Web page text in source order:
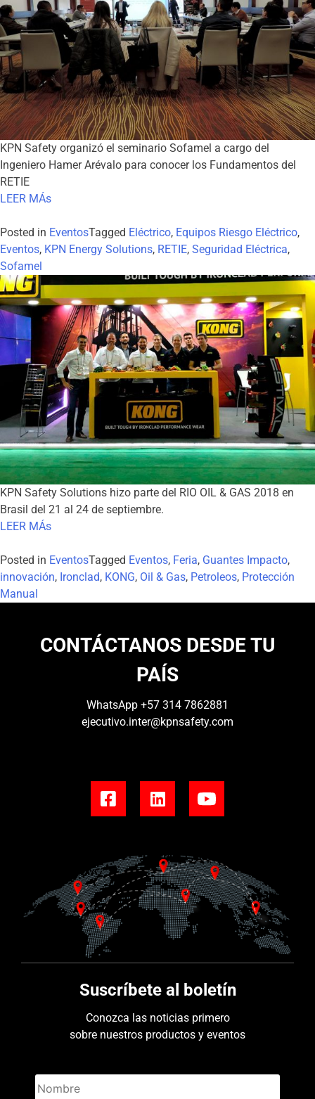
KPN Safety organizó el seminario Sofamel a cargo del
Ingeniero Hamer Arévalo para conocer los Fundamentos del
RETIE
LEER MÁs
Posted in EventosTagged Eléctrico, Equipos Riesgo Eléctrico,
Eventos, KPN Energy Solutions, RETIE, Seguridad Eléctrica,
Sofamel
KPN Safety Solutions hizo parte del RIO OIL & GAS 2018 en
Brasil del 21 al 24 de septiembre.
LEER MÁs
Posted in EventosTagged Eventos, Feria, Guantes Impacto,
innovación, Ironclad, KONG, Oil & Gas, Petroleos, Protección
Manual
CONTÁCTANOS DESDE TU
PAÍS
WhatsApp +57 314 7862881
ejecutivo.inter@kpnsafety.com
Suscríbete al boletín
Conozca las noticias primero
sobre nuestros productos y eventos